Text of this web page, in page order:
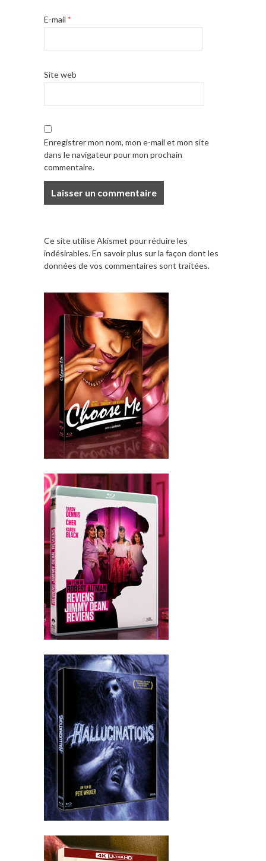
E-mail *
Site web
Enregistrer mon nom, mon e-mail et mon site
dans le navigateur pour mon prochain
commentaire.
Ce site utilise Akismet pour réduire les
indésirables.En savoir plus sur la façon dont les
données de vos commentaires sont traitées.